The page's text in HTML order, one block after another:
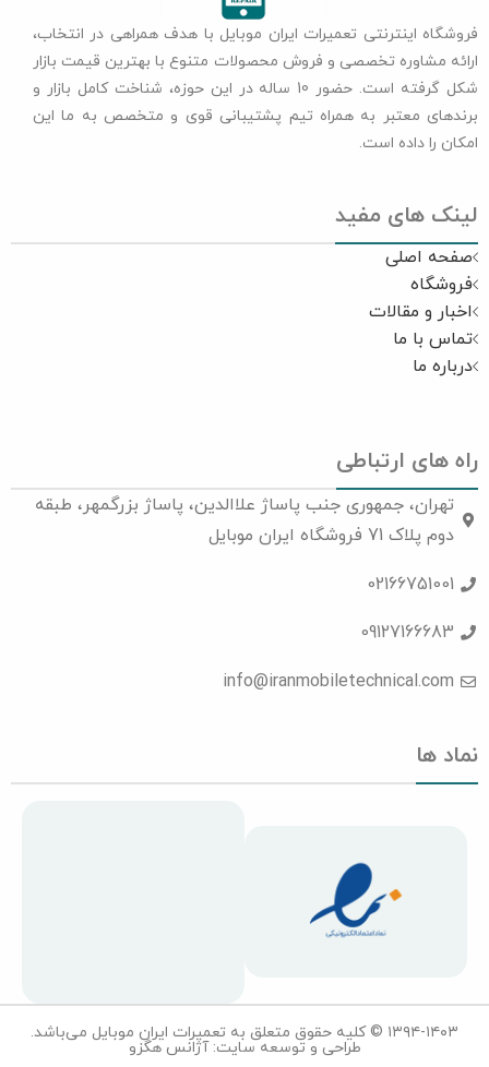
فروشگاه اینترنتی تعمیرات ایران موبایل با هدف همراهی در انتخاب،
ارائه مشاوره تخصصی و فروش محصولات متنوع با بهترین قیمت بازار
شکل گرفته است. حضور 10 ساله در این حوزه، شناخت کامل بازار و
برندهای معتبر به همراه تیم پشتیبانی قوی و متخصص به ما این
امکان را داده است.
لینک های مفید
صفحه اصلی
فروشگاه
اخبار و مقالات
تماس با ما
درباره ما
راه های ارتباطی
تهران، جمهوری جنب پاساژ علاالدین، پاساژ بزرگمهر، طبقه
دوم پلاک 71 فروشگاه ایران موبایل
02166751001
09127166683
info@iranmobiletechnical.com
نماد ها
۱۳۹۴-۱۴۰۳ © کلیه حقوق متعلق به تعمیرات ایران موبایل می‌باشد.
طراحی و توسعه سایت: آژانس هگزو